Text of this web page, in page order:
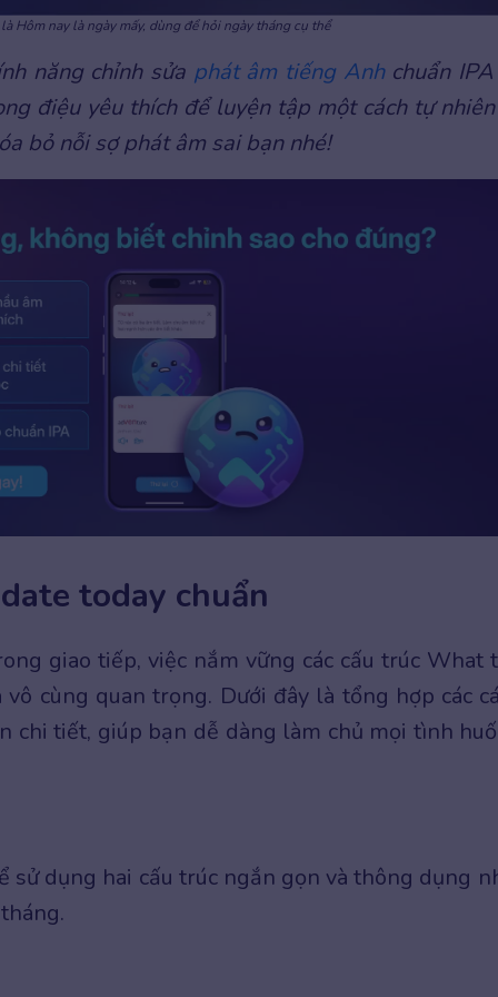
Hôm nay là ngày mấy, dùng để hỏi ngày tháng cụ thể
năng chỉnh sửa phát âm tiếng Anhchuẩn
điệu yêu thích để luyện tập một cách tự
bỏ nỗi sợ phát âm sai bạn nhé!
today chuẩn
giao tiếp, việc nắm vững các cấu trúc What
cùng quan trọng. Dưới đây là tổng hợp các
chi tiết, giúp bạn dễ dàng làm chủ mọi tình
sử dụng hai cấu trúc ngắn gọn và thông dụng